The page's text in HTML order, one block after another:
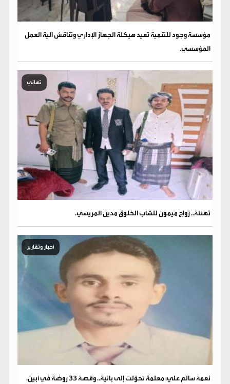
مؤسسة وجود للتنمية تعيد هيكلة الجهاز الإداري وتناقش آلية العمل
المؤسسي.
تهاني
تهنئة.. زواج ميمون للشاب الخلوق مدين المريسي.
أخبار وتقارير
نعمة سالم علي: معلمة تحوّلت إلى بانية.. وقصة 33 روضة في أبين.